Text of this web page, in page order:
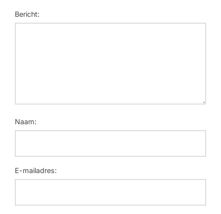
Bericht:
Naam:
E-mailadres: